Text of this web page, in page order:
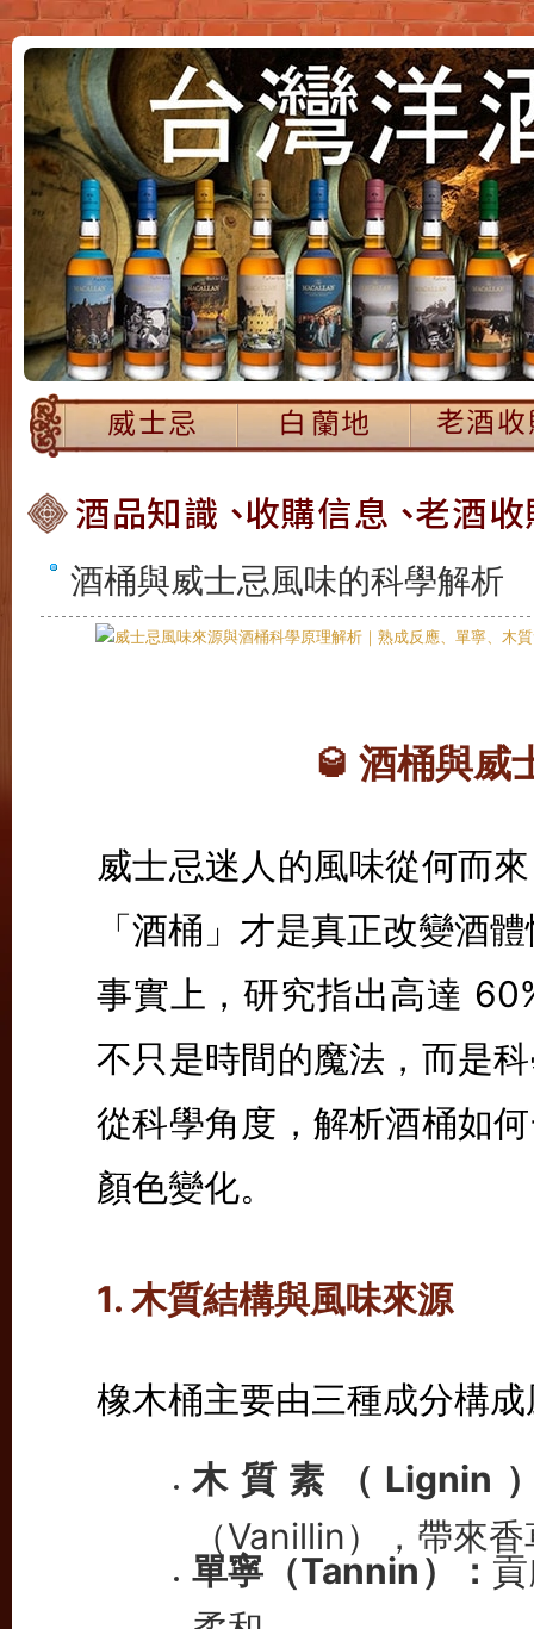
酒桶與威士忌風味的科學解析
🥃 酒桶與威
威士忌迷人的風味從何而
「酒桶」才是真正改變酒
事實上，研究指出高達
不只是時間的魔法，而是
從科學角度，解析酒桶如
顏色變化。
1. 木質結構與風味來源
橡木桶主要由三種成分構
木質素（Lignin
（Vanillin），帶來
單寧（Tannin）：
柔和